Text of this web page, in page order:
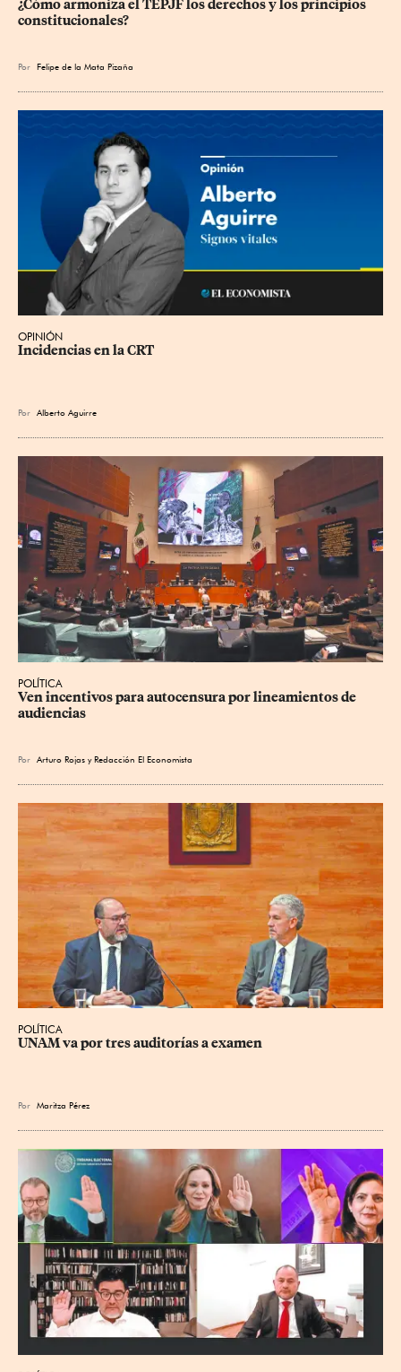
¿Cómo armoniza el TEPJF los derechos y los principios
constitucionales?
Por Felipe de la Mata Pizaña
OPINIÓN
Incidencias en la CRT
Por Alberto Aguirre
POLÍTICA
Ven incentivos para autocensura por lineamientos de
audiencias
Por Arturo Rojas yRedacción El Economista
POLÍTICA
UNAM va por tres auditorías a examen
Por Maritza Pérez